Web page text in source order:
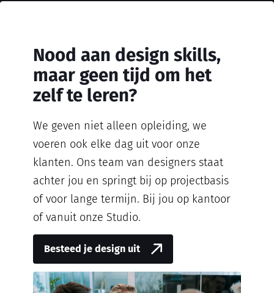
Nood aan design skills,
maar geen tijd om het
zelf te leren?
We geven niet alleen opleiding, we
voeren ook elke dag uit voor onze
klanten. Ons team van designers staat
achter jou en springt bij op projectbasis
of voor lange termijn. Bij jou op kantoor
of vanuit onze Studio.
Besteed je design uit